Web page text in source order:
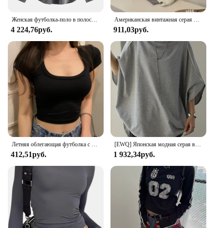
Женская футболка-поло в полоску, с длинным рукавом, на пуговицах
4 224,76руб.
Американская винтажная серая футболка женская с коротким рукавом на плечах, европейские товары, новинка 2024, утягивающий топ из чистого хлопка с круглым вырезом, модные Ins
911,03руб.
Летняя облегающая футболка с коротким рукавом, Женская Сексуальная футболка Y2k, серая футболка с U-образным вырезом, Женский однотонный базовый черный/белый корейский кроп-топ, 2024
412,51руб.
[EWQ] Японская модная серая верхняя свободная повседневная футболка с короткими рукавами «летучая мышь» и круглым вырезом для женщин, весна-лето 2024, 16U8598
1 932,34руб.